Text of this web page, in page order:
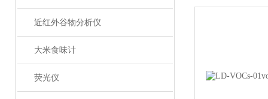
近红外谷物分析仪
大米食味计
荧光仪